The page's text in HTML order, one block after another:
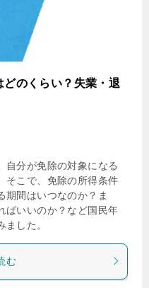
どのくらい？失業・退
自分が免除の対象になる
そこで、免除の所得条件
期間はいつなのか？ま
ばいいのか？など国民年
した。
む